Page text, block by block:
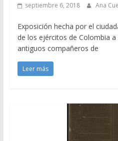
septiembre 6, 2018 Ana
Exposición hecha por el
de los ejércitos de Colombia
antiguos compañeros de
Leer más